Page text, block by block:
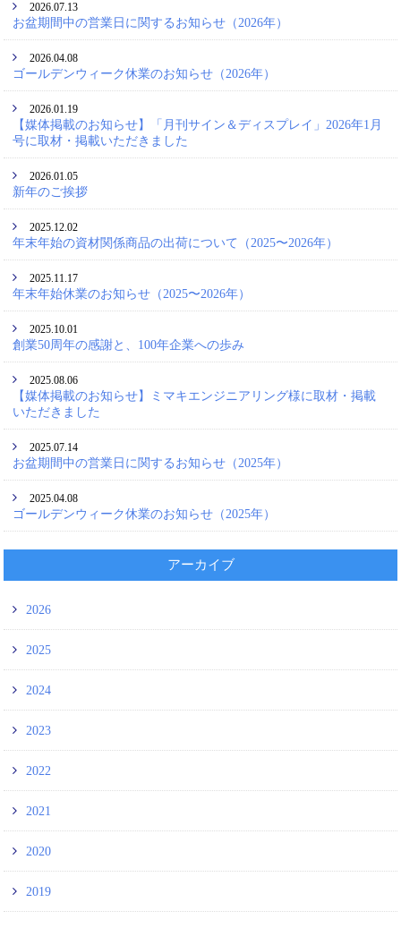
2026.07.13
お盆期間中の営業日に関するお知らせ（2026年）
2026.04.08
ゴールデンウィーク休業のお知らせ（2026年）
2026.01.19
【媒体掲載のお知らせ】「月刊サイン＆ディスプレイ」2026年1月
号に取材・掲載いただきました
2026.01.05
新年のご挨拶
2025.12.02
年末年始の資材関係商品の出荷について（2025〜2026年）
2025.11.17
年末年始休業のお知らせ（2025〜2026年）
2025.10.01
創業50周年の感謝と、100年企業への歩み
2025.08.06
【媒体掲載のお知らせ】ミマキエンジニアリング様に取材・掲載
いただきました
2025.07.14
お盆期間中の営業日に関するお知らせ（2025年）
2025.04.08
ゴールデンウィーク休業のお知らせ（2025年）
アーカイブ
2026
2025
2024
2023
2022
2021
2020
2019